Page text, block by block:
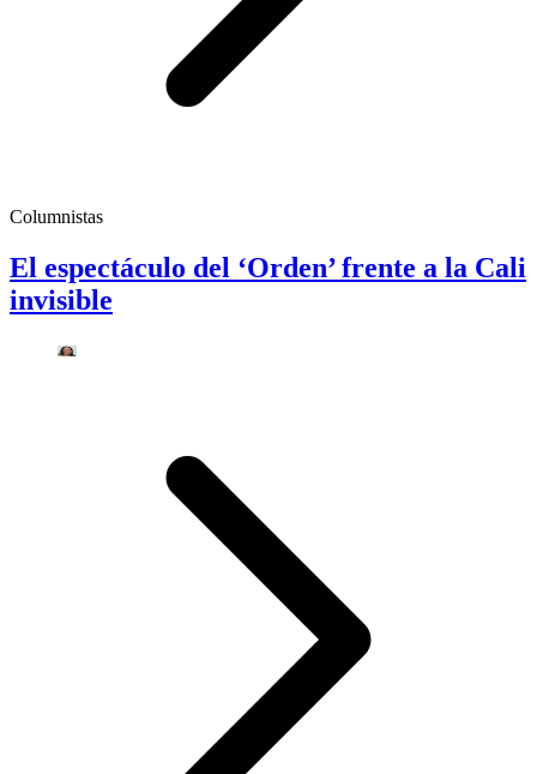
Columnistas
El espectáculo del ‘Orden’ frente a la Cali
invisible